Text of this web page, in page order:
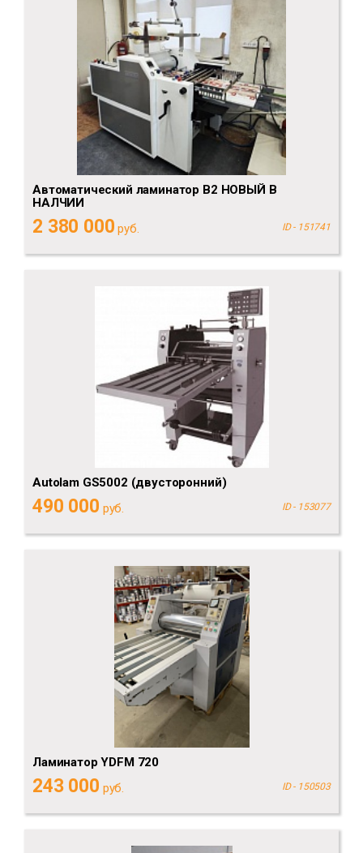
Автоматический ламинатор B2 НОВЫЙ В
НАЛЧИИ
2 380 000 руб. ID - 151741
Autolam GS5002 (двусторонний)
490 000 руб. ID - 153077
Ламинатор YDFM 720
243 000 руб. ID - 150503